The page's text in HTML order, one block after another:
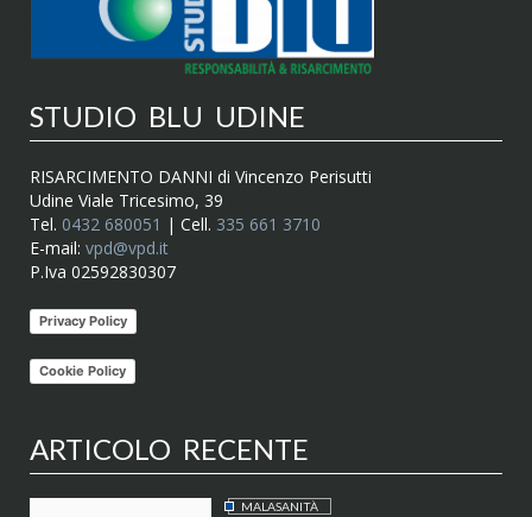
STUDIO BLU UDINE
RISARCIMENTO DANNI di Vincenzo Perisutti
Udine Viale Tricesimo, 39
Tel. 0432 680051 | Cell. 335 661 3710
E-mail: vpd@vpd.it
P.Iva 02592830307
Privacy Policy
Cookie Policy
ARTICOLO RECENTE
MALASANITÀ